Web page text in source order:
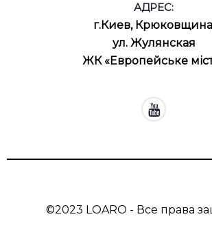
АДРЕС:
г.Киев,
ул. Жулянская
ЖК «Европейське
©2023 LOARO - Все права